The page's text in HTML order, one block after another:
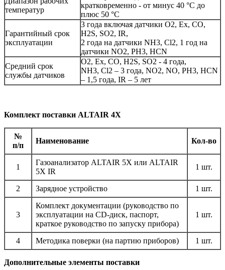
температур
кратковременно - от минус 40 °С до
плюс 50 °С
Гарантийный срок
эксплуатации
3 года включая датчики O2, Ex, CO,
H2S, SO2, IR,
2 года на датчики NH3, Cl2, 1 год на
датчики NO2, PH3, HCN
Средний срок
службы датчиков
O2, Ex, CO, H2S, SO2 - 4 года,
NH3, Cl2 – 3 года, NO2, NO, PH3, HCN
– 1,5 года, IR – 5 лет
Комплект поставки ALTAIR 4X
№
п/п
Наименование Кол-во
1
Газоанализатор ALTAIR 5X или ALTAIR
5X IR
1 шт.
2 Зарядное устройство 1 шт.
3
Комплект документации (руководство по
эксплуатации на CD-диск, паспорт,
краткое руководство по запуску прибора)
1 шт.
4 Методика поверки (на партию приборов) 1 шт.
Дополнительные элементы поставки